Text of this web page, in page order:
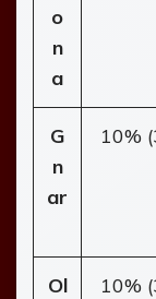
o
n
a
G
n
ar
10%
Ol
10%